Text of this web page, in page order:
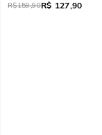
R$159,90R$ 127,90